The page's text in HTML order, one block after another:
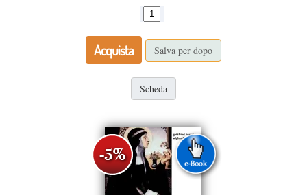
Acquista Salva per dopo
Scheda